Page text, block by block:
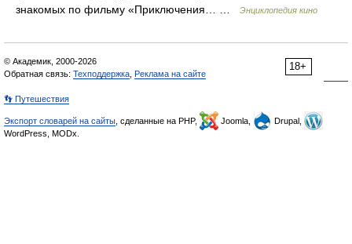
знакомых по фильму «Приключения… …
Энциклопедия кино
18+
© Академик, 2000-2026
Обратная связь: Техподдержка Реклама на сайте
👣 Путешествия
Экспорт словарей на сайты , сделанные на PHP, Joomla,
Drupal,
WordPress, MODx.